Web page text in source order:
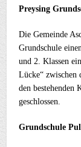
Preysing
Die Gemeinde
Grundschule
und 2. Klassen
Lücke“ zwischen
den bestehenden
geschlossen.
Grundschule